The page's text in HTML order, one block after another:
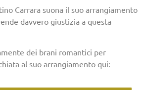
Carrara suona il suo arrangiamento
davvero giustizia a questa
dei brani romantici per
al suo arrangiamento qui: